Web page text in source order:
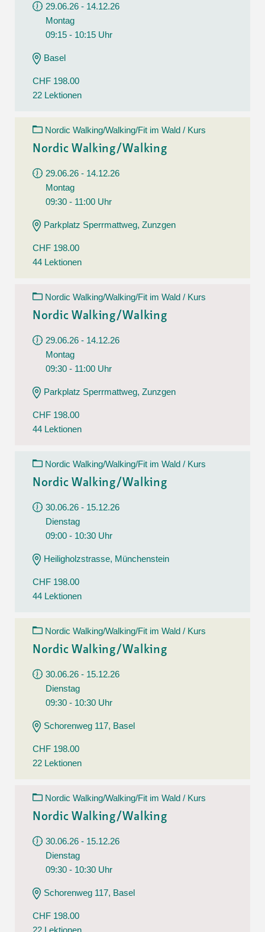
29.06.26 - 14.12.26
Montag
09:15 - 10:15 Uhr
Basel
CHF 198.00
22 Lektionen
Nordic Walking/Walking/Fit im Wald / Kurs
Nordic Walking/Walking
29.06.26 - 14.12.26
Montag
09:30 - 11:00 Uhr
Parkplatz Sperrmattweg, Zunzgen
CHF 198.00
44 Lektionen
Nordic Walking/Walking/Fit im Wald / Kurs
Nordic Walking/Walking
29.06.26 - 14.12.26
Montag
09:30 - 11:00 Uhr
Parkplatz Sperrmattweg, Zunzgen
CHF 198.00
44 Lektionen
Nordic Walking/Walking/Fit im Wald / Kurs
Nordic Walking/Walking
30.06.26 - 15.12.26
Dienstag
09:00 - 10:30 Uhr
Heiligholzstrasse, Münchenstein
CHF 198.00
44 Lektionen
Nordic Walking/Walking/Fit im Wald / Kurs
Nordic Walking/Walking
30.06.26 - 15.12.26
Dienstag
09:30 - 10:30 Uhr
Schorenweg 117, Basel
CHF 198.00
22 Lektionen
Nordic Walking/Walking/Fit im Wald / Kurs
Nordic Walking/Walking
30.06.26 - 15.12.26
Dienstag
09:30 - 10:30 Uhr
Schorenweg 117, Basel
CHF 198.00
22 Lektionen